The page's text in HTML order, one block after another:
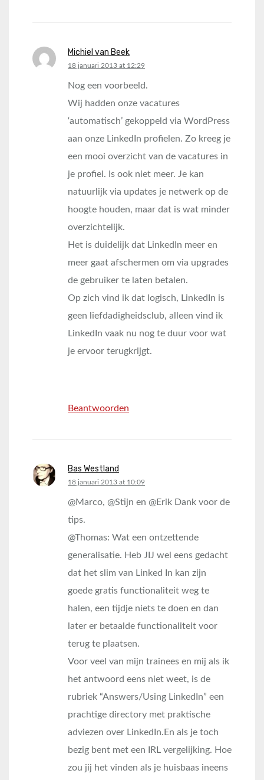
Michiel van Beek
says:
18 januari 2013 at 12:29
Nog een voorbeeld.
Wij hadden onze vacatures
‘automatisch’ gekoppeld via WordPress
aan onze LinkedIn profielen. Zo kreeg je
een mooi overzicht van de vacatures in
je profiel. Is ook niet meer. Je kan
natuurlijk via updates je netwerk op de
hoogte houden, maar dat is wat minder
overzichtelijk.
Het is duidelijk dat LinkedIn meer en
meer gaat afschermen om via upgrades
de gebruiker te laten betalen.
Op zich vind ik dat logisch, LinkedIn is
geen liefdadigheidsclub, alleen vind ik
LinkedIn vaak nu nog te duur voor wat
je ervoor terugkrijgt.
Beantwoorden
Bas Westland
says:
18 januari 2013 at 10:09
@Marco, @Stijn en @Erik Dank voor de
tips.
@Thomas: Wat een ontzettende
generalisatie. Heb JIJ wel eens gedacht
dat het slim van Linked In kan zijn
goede gratis functionaliteit weg te
halen, een tijdje niets te doen en dan
later er betaalde functionaliteit voor
terug te plaatsen.
Voor veel van mijn trainees en mij als ik
het antwoord eens niet weet, is de
rubriek “Answers/Using LinkedIn” een
prachtige directory met praktische
adviezen over LinkedIn.En als je toch
bezig bent met een IRL vergelijking. Hoe
zou jij het vinden als je huisbaas ineens